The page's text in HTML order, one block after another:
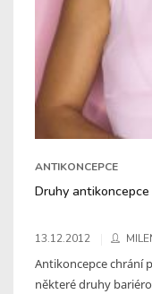
ANTIKONCEPCE
Druhy
13.12.2012
Antikoncepce chrání
některé druhy